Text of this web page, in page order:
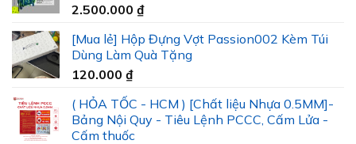
2.500.000 ₫
[Mua lẻ] Hộp Đựng Vợt Passion002 Kèm Túi
Dùng Làm Quà Tặng
120.000 ₫
( HỎA TỐC - HCM ) [Chất liệu Nhựa 0.5MM]-
Bảng Nội Quy - Tiêu Lệnh PCCC, Cấm Lửa -
Cấm thuốc